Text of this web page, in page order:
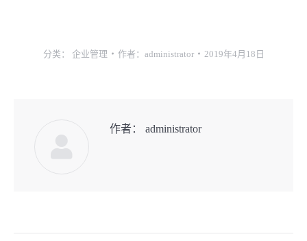
分类： 企业管理 作者： administrator 2019年4月18日
作者： administrator